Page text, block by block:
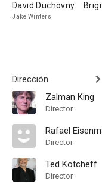
David Duchovny
Jake Winters
Dirección
Zalman King
Director
Rafael
Director
Ted Kotcheff
Director